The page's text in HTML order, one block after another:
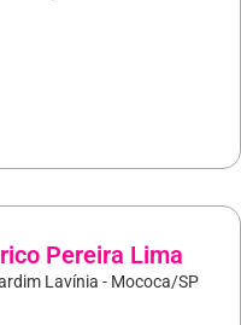
Pereira Lima
Lavínia - Mococa/SP